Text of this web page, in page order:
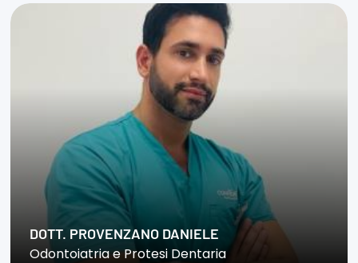
DOTT. PROVENZANO DANIELE
Odontoiatria e Protesi Dentaria